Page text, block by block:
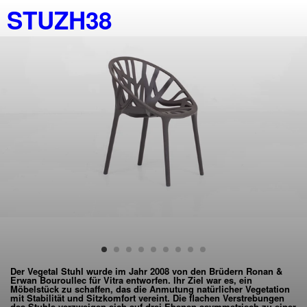
STUZH38
Der Vegetal Stuhl wurde im Jahr 2008 von den Brüdern Ronan &
Erwan Bouroullec für Vitra entworfen. Ihr Ziel war es, ein
Möbelstück zu schaffen, das die Anmutung natürlicher Vegetation
mit Stabilität und Sitzkomfort vereint. Die flachen Verstrebungen